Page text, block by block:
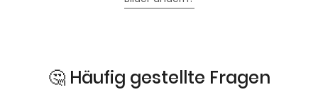
🤔 Häufig gestellte Fragen